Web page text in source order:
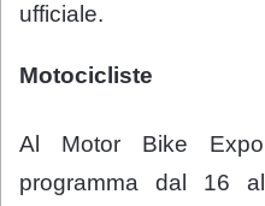
ufficiale.
Motocicliste
Al Motor Bike
programma dal 16